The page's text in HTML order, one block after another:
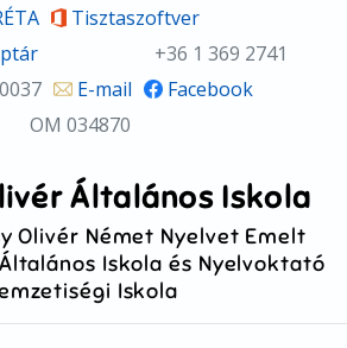
Tisztaszoftver
+36 1 369 2741
E-mail
Facebook
OM 034870
Általános Iskola
Olivér Német Nyelvet Emelt
Iskola és Nyelvoktató
Iskola